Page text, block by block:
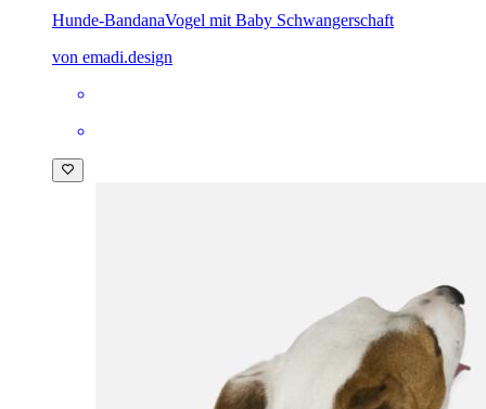
Hunde-BandanaVogel mit Baby Schwangerschaft
von emadi.design